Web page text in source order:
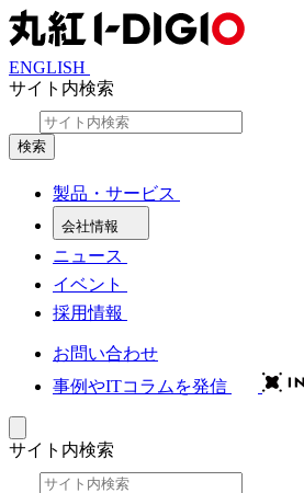
ENGLISH
サイト内検索
検索
製品・サービス
会社情報
ニュース
イベント
採用情報
お問い合わせ
事例やITコラムを発信
サイト内検索